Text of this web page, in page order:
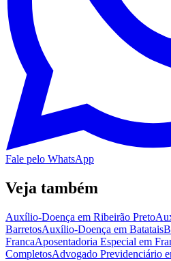
Fale pelo WhatsApp
Veja também
Auxílio-Doença em Ribeirão Preto
BarretosAuxílio-Doença em Batatais
FrancaAposentadoria Especial em
CompletosAdvogado Previdenciário